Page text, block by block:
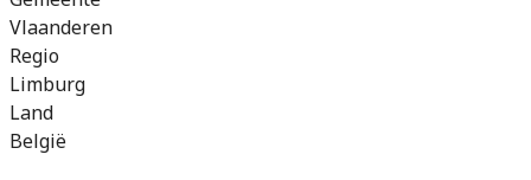
Vlaanderen
Regio
Limburg
Land
België